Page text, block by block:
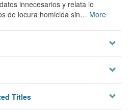
innecesarios y relata lo
de locura homicida sin… More
Titles